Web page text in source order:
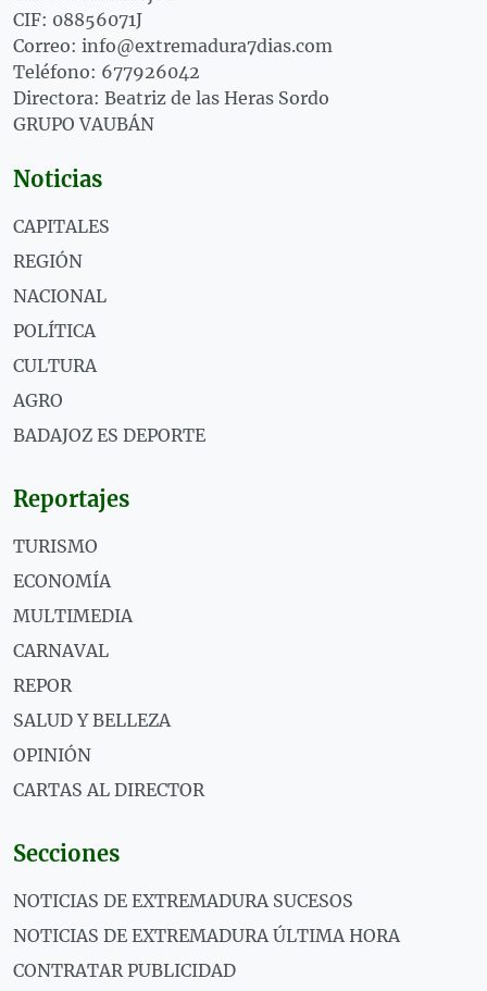
CIF: 08856071J
Correo: info@extremadura7dias.com
Teléfono: 677926042
Directora: Beatriz de las Heras Sordo
GRUPO VAUBÁN
Noticias
CAPITALES
REGIÓN
NACIONAL
POLÍTICA
CULTURA
AGRO
BADAJOZ ES DEPORTE
Reportajes
TURISMO
ECONOMÍA
MULTIMEDIA
CARNAVAL
REPOR
SALUD Y BELLEZA
OPINIÓN
CARTAS AL DIRECTOR
Secciones
NOTICIAS DE EXTREMADURA SUCESOS
NOTICIAS DE EXTREMADURA ÚLTIMA HORA
CONTRATAR PUBLICIDAD